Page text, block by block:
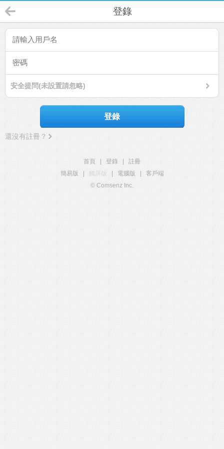
登錄
安全提問(未設置請忽略)
登錄
還沒有註冊？
首頁 登錄
註冊
簡易版
觸屏版 電腦版
客戶端
© Comsenz Inc.